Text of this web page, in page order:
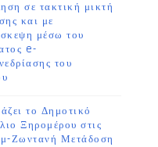
σε τακτική μικτή
και με
μέσω του
e-
του
το Δημοτικό
Ξηρομέρου στις
Ζωντανή Μετάδοση